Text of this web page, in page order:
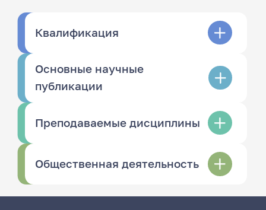
Квалификация
Основные научные
публикации
Преподаваемые дисциплины
Общественная деятельность